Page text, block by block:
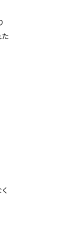
た